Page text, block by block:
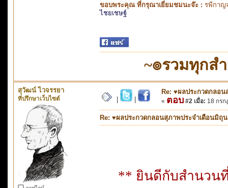
ขอบพระคุณ ที่กรุณาเยี่ยมชมนะจ๊ะ : รพีกาญ
ไชยเชษฐ์
~๏รวมทุกส
สุวัฒน์ ไวจรรยา
ที่ปรึกษาเว็บไซต์
Re: ♥ผลประกวดกลอ
« ตอบ #2 เมื่อ: 18 กร
Re: ♥ผลประกวดกลอนสุภาพประจำเดือน
** ยินดีกับสำนวน